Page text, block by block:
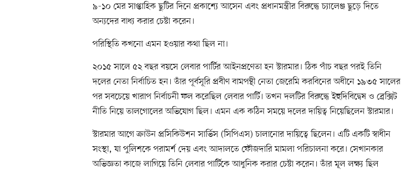
৯-১০ মের সাপ্তাহিক ছুটির দিনে প্রকাশ্যে আসেন এবং প্রধানমন্ত্রীর বিরুদ্ধে চ্যালেঞ্জ ছুড়ে দিতে
অন্যদের বাধ্য করার চেষ্টা করেন।
পরিস্থিতি কখনো এমন হওয়ার কথা ছিল না।
২০১৫ সালে ৫২ বছর বয়সে লেবার পার্টির আইনপ্রণেতা হন স্টারমার। ঠিক পাঁচ বছর পরই তিনি
দলের নেতা নির্বাচিত হন। তাঁর পূর্বসূরি প্রবীণ বামপন্থী নেতা জেরেমি করবিনের অধীনে ১৯৩৫ সালের
পর সবচেয়ে খারাপ নির্বাচনী ফল করেছিল লেবার পার্টি। তখন দলটির বিরুদ্ধে ইহুদিবিদ্বেষ ও ব্রেক্সিট
নীতি নিয়ে তালগোলের অভিযোগ ছিল। এমন এক কঠিন সময়ে দলের দায়িত্ব নিয়েছিলেন স্টারমার।
স্টারমার আগে ক্রাউন প্রসিকিউশন সার্ভিস (সিপিএস) চালানোর দায়িত্বে ছিলেন। এটি একটি স্বাধীন
সংস্থা, যা পুলিশকে পরামর্শ দেয় এবং আদালতে ফৌজদারি মামলা পরিচালনা করে। সেখানকার
অভিজ্ঞতা কাজে লাগিয়ে তিনি লেবার পার্টিকে আধুনিক করার চেষ্টা করেন। তাঁর মূল লক্ষ্য ছিল